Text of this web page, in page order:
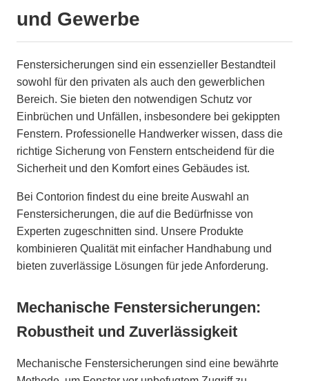
und Gewerbe
Fenstersicherungen sind ein essenzieller Bestandteil
sowohl für den privaten als auch den gewerblichen
Bereich. Sie bieten den notwendigen Schutz vor
Einbrüchen und Unfällen, insbesondere bei gekippten
Fenstern. Professionelle Handwerker wissen, dass die
richtige Sicherung von Fenstern entscheidend für die
Sicherheit und den Komfort eines Gebäudes ist.
Bei Contorion findest du eine breite Auswahl an
Fenstersicherungen, die auf die Bedürfnisse von
Experten zugeschnitten sind. Unsere Produkte
kombinieren Qualität mit einfacher Handhabung und
bieten zuverlässige Lösungen für jede Anforderung.
Mechanische Fenstersicherungen:
Robustheit und Zuverlässigkeit
Mechanische Fenstersicherungen sind eine bewährte